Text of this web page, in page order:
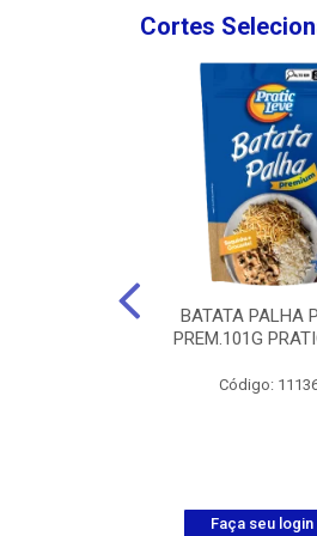
Cortes
BATATA PALHA
PREM.101G
Código:
Faça seu login